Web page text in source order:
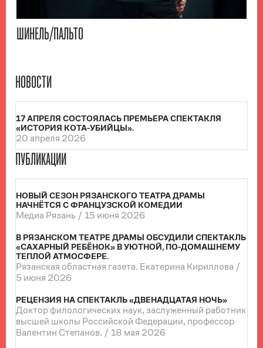
ШИНЕЛЬ/ПАЛЬТО
НОВОСТИ
17 АПРЕЛЯ СОСТОЯЛАСЬ ПРЕМЬЕРА СПЕКТАКЛЯ
«ИСТОРИЯ КОТА-УБИЙЦЫ».
20 апреля 2026
ПУБЛИКАЦИИ
НОВЫЙ СЕЗОН РЯЗАНСКОГО ТЕАТРА ДРАМЫ
НАЧНЁТСЯ С ФРАНЦУЗСКОЙ КОМЕДИИ
Медиа Рязань / 15 июня 2026
В РЯЗАНСКОМ ТЕАТРЕ ДРАМЫ ОБСУДИЛИ СПЕКТАКЛЬ
«САХАРНЫЙ РЕБЁНОК» В УЮТНОЙ, ПО-ДОМАШНЕМУ
ТЕПЛОЙ АТМОСФЕРЕ.
Рязанская областная газета. Екатерина Кириллова /
5 июня 2026
РЕЦЕНЗИЯ НА СПЕКТАКЛЬ «ДВЕНАДЦАТАЯ НОЧЬ»
Доктор филологических наук, заслуженный работник
высшей школы Российской Федерации, профессор
Валентин Степанов. / 18 мая 2026